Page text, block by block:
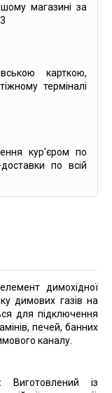
магазині за
карткою,
терміналі
кур'єром по
по всій
димохідної
димових газів на
для підключення
печей, банних
каналу.
Виготовлений із